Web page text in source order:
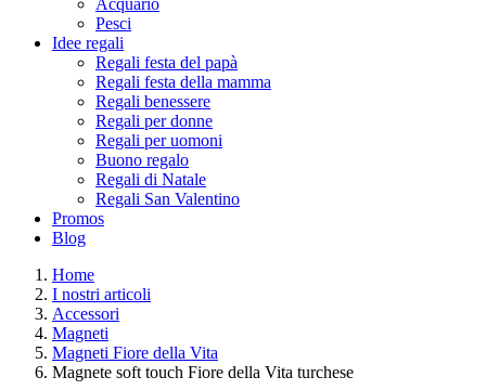
Acquario
Pesci
Idee regali
Regali festa del papà
Regali festa della mamma
Regali benessere
Regali per donne
Regali per uomoni
Buono regalo
Regali di Natale
Regali San Valentino
Promos
Blog
Home
I nostri articoli
Accessori
Magneti
Magneti Fiore della Vita
Magnete soft touch Fiore della Vita turchese